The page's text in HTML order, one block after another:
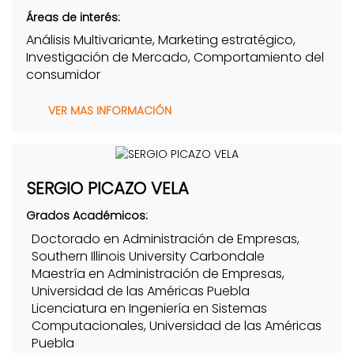
Áreas de interés:
Análisis Multivariante, Marketing estratégico,
Investigación de Mercado, Comportamiento del
consumidor
VER MAS INFORMACIÓN
SERGIO PICAZO VELA
Grados Académicos:
Doctorado en Administración de Empresas,
Southern Illinois University Carbondale
Maestría en Administración de Empresas,
Universidad de las Américas Puebla
Licenciatura en Ingeniería en Sistemas
Computacionales, Universidad de las Américas
Puebla